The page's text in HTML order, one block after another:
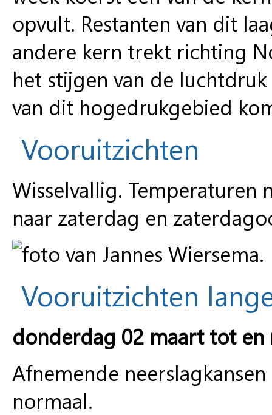
opvult. Restanten van dit
andere kern trekt richting
het stijgen van de
van dit hogedrukgebied
Vooruitzichten
Wisselvallig. Temperaturen
naar zaterdag en
Vooruitzichten
donderdag 02 maart tot
Afnemende
normaal.